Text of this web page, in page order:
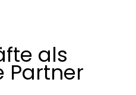
als
Partner